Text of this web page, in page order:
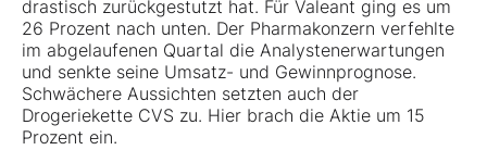
drastisch zurückgestutzt hat. Für Valeant ging es um
26 Prozent nach unten. Der Pharmakonzern verfehlte
im abgelaufenen Quartal die Analystenerwartungen
und senkte seine Umsatz- und Gewinnprognose.
Schwächere Aussichten setzten auch der
Drogeriekette CVS zu. Hier brach die Aktie um 15
Prozent ein.